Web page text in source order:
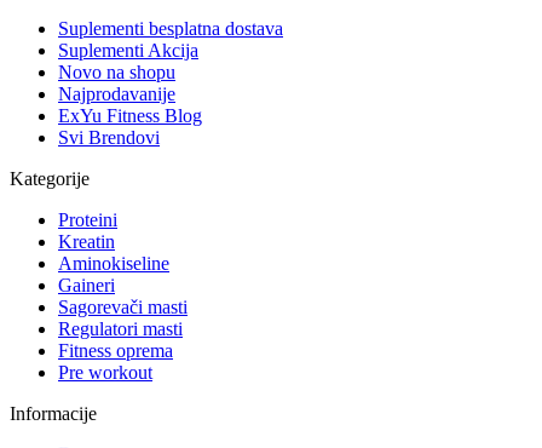
Suplementi besplatna dostava
Suplementi Akcija
Novo na shopu
Najprodavanije
ExYu Fitness Blog
Svi Brendovi
Kategorije
Proteini
Kreatin
Aminokiseline
Gaineri
Sagorevači masti
Regulatori masti
Fitness oprema
Pre workout
Informacije